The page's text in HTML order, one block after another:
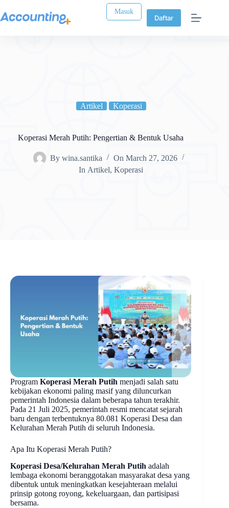
Masuk
Daftar
Artikel Koperasi
Koperasi Merah Putih: Pengertian & Bentuk Usaha
By wina.santika On March 27, 2026
In Artikel,Koperasi
Program Koperasi Merah Putih menjadi salah satu
kebijakan ekonomi paling masif yang diluncurkan
pemerintah Indonesia dalam beberapa tahun terakhir.
Pada 21 Juli 2025, pemerintah resmi mencatat sejarah
baru dengan terbentuknya 80.081 Koperasi Desa dan
Kelurahan Merah Putih di seluruh Indonesia.
Apa Itu Koperasi Merah Putih?
Koperasi Desa/Kelurahan Merah Putih adalah
lembaga ekonomi beranggotakan masyarakat desa yang
dibentuk untuk meningkatkan kesejahteraan melalui
prinsip gotong royong, kekeluargaan, dan partisipasi
bersama.